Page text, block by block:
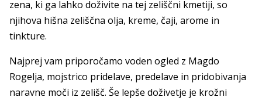
zena, ki ga lahko doživite na tej zeliščni kmetiji, so
njihova hišna zeliščna olja, kreme, čaji, arome in
tinkture.
Najprej vam priporočamo voden ogled z Magdo
Rogelja, mojstrico pridelave, predelave in pridobivanja
naravne moči iz zelišč. Še lepše doživetje je krožni